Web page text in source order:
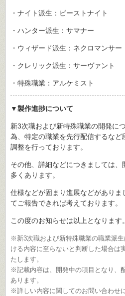
・ナイト派生：ビーストナイト
・ハンター派生：サマナー
・ウィザード派生：ネクロマンサー
・クレリック派生：サーヴァント
・特殊職業：アルケミスト
▼製作進捗について
新3次職および新特殊職業の開発に
為、特定の職業を先行配信するな
調整を行っております。
その他、詳細などにつきましては
多くあります。
仕様などが固まり進展などがあり
てご報告できれば考えております。
この度のお知らせは以上となります。
※新3次職および新特殊職業の職業派
ける内容に至らないと判断した場合は
たします。
※記載内容は、開発中の項目となり、
あります。
※詳しい内容に関してのお問い合わせ